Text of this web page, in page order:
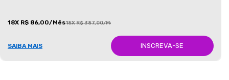
18X R$ 86,00/Mês18X R$ 387,00/Mês
SAIBA MAIS INSCREVA-SE